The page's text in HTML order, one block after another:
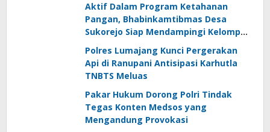
Aktif Dalam Program Ketahanan
Pangan, Bhabinkamtibmas Desa
Sukorejo Siap Mendampingi Kelompok
Tani
Polres Lumajang Kunci Pergerakan
Api di Ranupani Antisipasi Karhutla
TNBTS Meluas
Pakar Hukum Dorong Polri Tindak
Tegas Konten Medsos yang
Mengandung Provokasi